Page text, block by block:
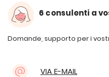
6 consulenti a
Domande, supporto per i
VIA E-MAIL